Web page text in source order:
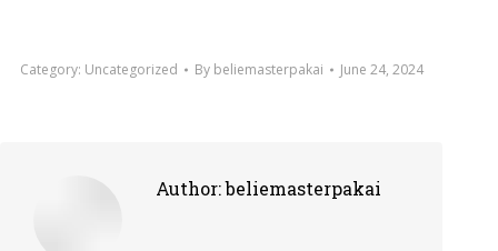
Category: Uncategorized By beliemasterpakai June 24, 2024
Author:beliemasterpakai